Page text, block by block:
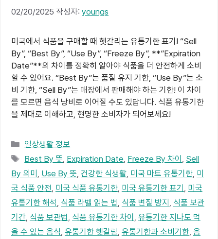
02/20/2025 작성자: youngs
미국에서 식품을 구매할 때 헷갈리는 유통기한 표기! “Sell
By”, “Best By”, “Use By”, “Freeze By”, **”Expiration
Date”**의 차이를 정확히 알아야 식품을 더 안전하게 소비
할 수 있어요. “Best By”는 품질 유지 기한, “Use By”는 소
비 기한, “Sell By”는 매장에서 판매해야 하는 기한! 이 차이
를 모르면 음식 낭비로 이어질 수도 있답니다. 식품 유통기한
을 제대로 이해하고, 현명한 소비자가 되어보세요!
카
테
리
일상생활 정보
태
그
Best By 뜻 Expiration Date Freeze By 차이 Sell
By 의미 Use By 뜻 건강한 식생활 미국 마트 유통기한 미
국 식품 안전 미국 식품 유통기한 미국 유통기한 표기 미국
유통기한 해석 식품 라벨 읽는 법 식품 변질 방지 식품 보관
기간 식품 보관법 식품 유통기한 차이 유통기한 지나도 먹
을 수 있는 음식 유통기한 헷갈림 유통기한과 소비기한 음